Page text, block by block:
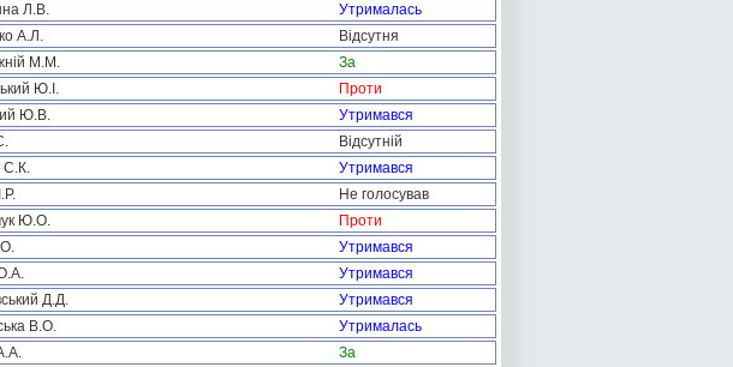
Л.В.
Утрималась
А.Л.
Відсутня
М.М.
За
Ю.І.
Проти
Ю.В.
Утримався
Відсутній
С.К.
Утримався
Не голосував
Ю.О.
Проти
Утримався
Утримався
Д.Д.
Утримався
В.О.
Утрималась
За